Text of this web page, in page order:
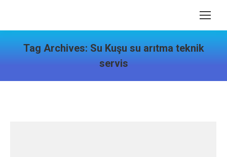
Tag Archives: Su Kuşu su arıtma teknik
servis